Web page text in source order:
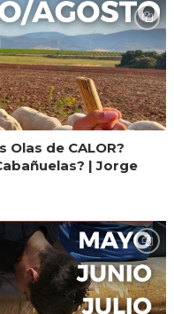
Olas de CALOR?
| Jorge